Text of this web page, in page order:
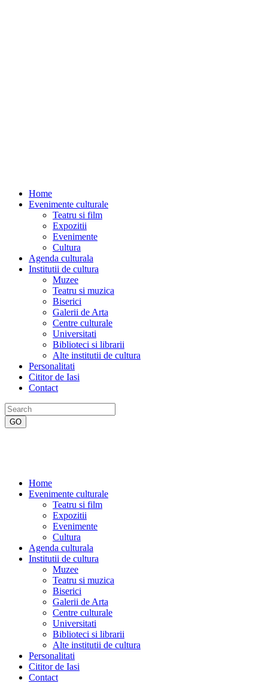
Home
Evenimente culturale
Teatru si film
Expozitii
Evenimente
Cultura
Agenda culturala
Institutii de cultura
Muzee
Teatru si muzica
Biserici
Galerii de Arta
Centre culturale
Universitati
Biblioteci si librarii
Alte institutii de cultura
Personalitati
Cititor de Iasi
Contact
Home
Evenimente culturale
Teatru si film
Expozitii
Evenimente
Cultura
Agenda culturala
Institutii de cultura
Muzee
Teatru si muzica
Biserici
Galerii de Arta
Centre culturale
Universitati
Biblioteci si librarii
Alte institutii de cultura
Personalitati
Cititor de Iasi
Contact